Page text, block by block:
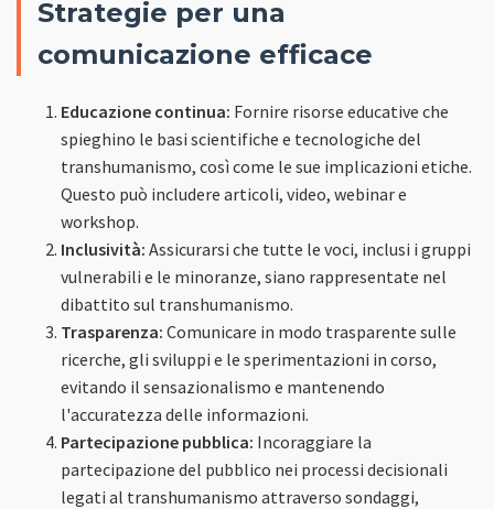
Strategie per una
comunicazione efficace
Educazione continua: Fornire risorse educative che
spieghino le basi scientifiche e tecnologiche del
transhumanismo, così come le sue implicazioni etiche.
Questo può includere articoli, video, webinar e
workshop.
Inclusività: Assicurarsi che tutte le voci, inclusi i gruppi
vulnerabili e le minoranze, siano rappresentate nel
dibattito sul transhumanismo.
Trasparenza: Comunicare in modo trasparente sulle
ricerche, gli sviluppi e le sperimentazioni in corso,
evitando il sensazionalismo e mantenendo
l'accuratezza delle informazioni.
Partecipazione pubblica: Incoraggiare la
partecipazione del pubblico nei processi decisionali
legati al transhumanismo attraverso sondaggi,